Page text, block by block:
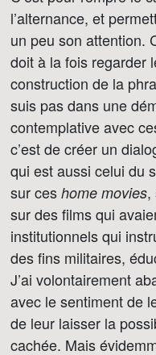
l’alternance, et
un peu son attention.
doit à la fois regarder
construction de la
suis pas dans une
contemplative avec
c’est de créer un
qui est aussi celui du
sur ces home movies,
sur des films qui
institutionnels qui
des fins militaires,
J’ai volontairement
avec le sentiment de
de leur laisser la
cachée. Mais